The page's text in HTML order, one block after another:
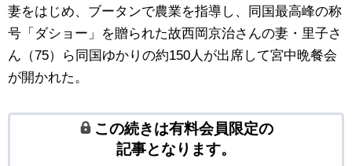
妻をはじめ、ブータンで農業を指導し、同国最高峰の称
号「ダショー」を贈られた故西岡京治さんの妻・里子さ
ん（75）ら同国ゆかりの約150人が出席して宮中晩餐会
が開かれた。
この続きは有料会員限定の
記事となります。